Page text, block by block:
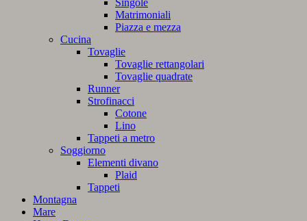
Matrimoniali
Piazza e mezza
Cucina
Tovaglie
Tovaglie rettangolari
Tovaglie quadrate
Runner
Strofinacci
Cotone
Lino
Tappeti a metro
Soggiorno
Elementi divano
Plaid
Tappeti
Montagna
Mare